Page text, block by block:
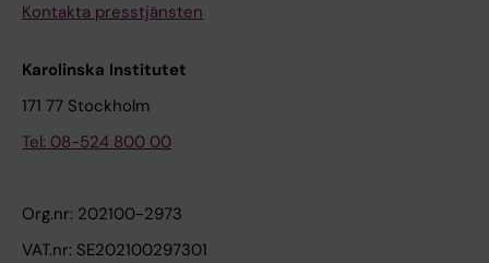
Kontakta presstjänsten
Karolinska Institutet
171 77 Stockholm
Tel: 08-524 800 00
Org.nr: 202100-2973
VAT.nr: SE202100297301